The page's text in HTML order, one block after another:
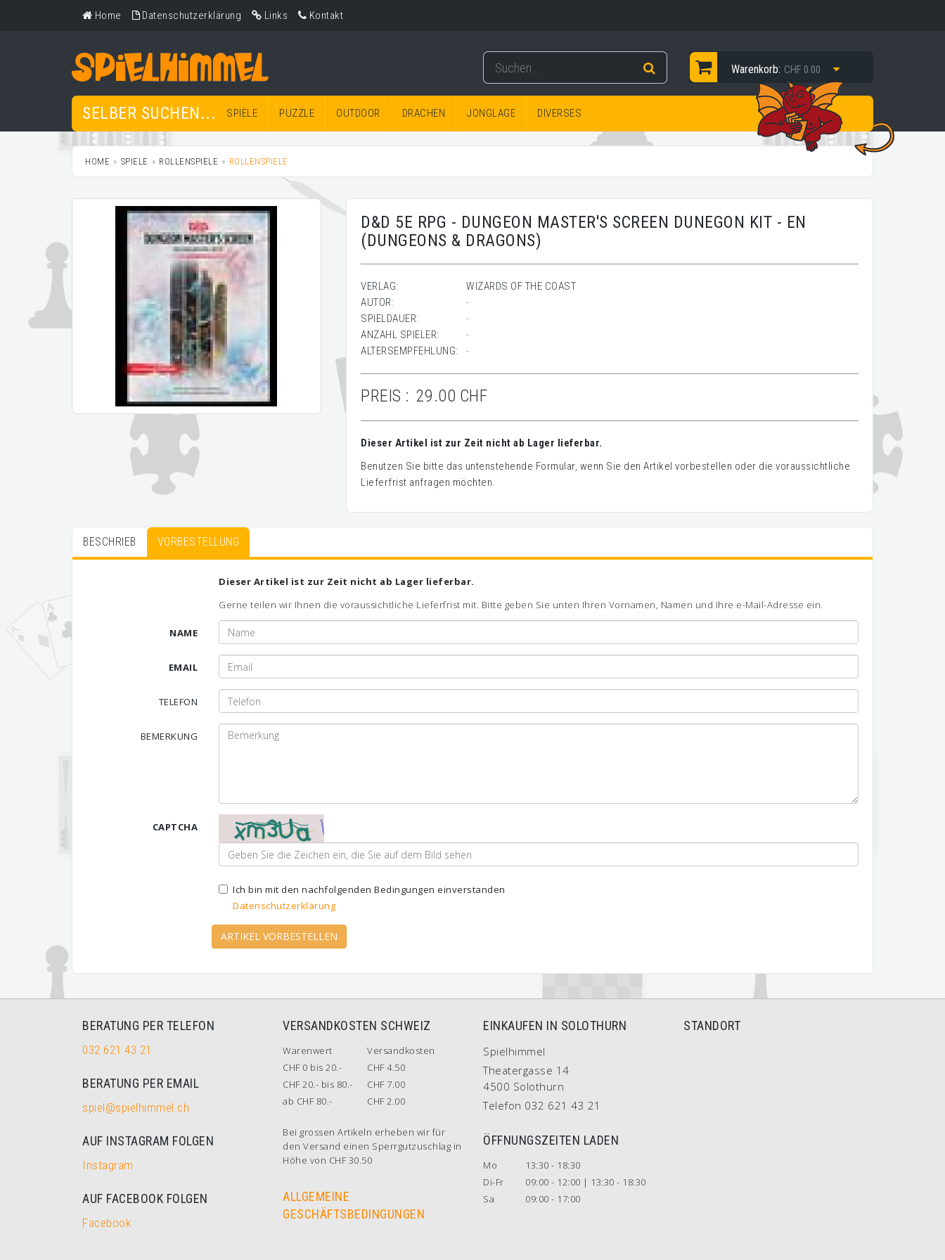
Home Datenschutzerklärung Links Kontakt
Warenkorb: CHF 0.00
SELBER SUCHEN... SPIELE PUZZLE OUTDOOR DRACHEN JONGLAGE DIVERSES
HOME SPIELE ROLLENSPIELE ROLLENSPIELE
D&D 5E RPG - DUNGEON MASTER'S SCREEN DUNEGON KIT - EN
(DUNGEONS & DRAGONS)
VERLAG:
WIZARDS OF THE COAST
AUTOR:
-
SPIELDAUER:
-
ANZAHL SPIELER:
-
ALTERSEMPFEHLUNG:
-
PREIS : 29.00 CHF
Dieser Artikel ist zur Zeit nicht ab Lager lieferbar.
Benutzen Sie bitte das untenstehende Formular, wenn Sie den Artikel vorbestellen oder die voraussichtliche
Lieferfrist anfragen möchten.
BESCHRIEB VORBESTELLUNG
Dieser Artikel ist zur Zeit nicht ab Lager lieferbar.
Gerne teilen wir Ihnen die voraussichtliche Lieferfrist mit. Bitte geben Sie unten Ihren Vornamen, Namen und Ihre e-Mail-Adresse ein.
NAME
EMAIL
TELEFON
BEMERKUNG
CAPTCHA
Ich bin mit den nachfolgenden Bedingungen einverstanden
Datenschutzerklärung
ARTIKEL VORBESTELLEN
BERATUNG PER TELEFON
032 621 43 21
BERATUNG PER EMAIL
spiel@spielhimmel.ch
AUF INSTAGRAM FOLGEN
Instagram
AUF FACEBOOK FOLGEN
Facebook
VERSANDKOSTEN SCHWEIZ
Warenwert
Versandkosten
CHF 0 bis 20.-
CHF 4.50
CHF 20.- bis 80.-
CHF 7.00
ab CHF 80.-
CHF 2.00
Bei grossen Artikeln erheben wir für
den Versand einen Sperrgutzuschlag in
Höhe von CHF 30.50
ALLGEMEINE
GESCHÄFTSBEDINGUNGEN
EINKAUFEN IN SOLOTHURN
Spielhimmel
Theatergasse 14
4500 Solothurn
Telefon 032 621 43 21
ÖFFNUNGSZEITEN LADEN
Mo
13:30 - 18:30
Di-Fr
09:00 - 12:00 | 13:30 - 18:30
Sa
09:00 - 17:00
STANDORT